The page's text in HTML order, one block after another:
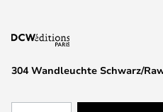
304 Wandleuchte Schwarz/